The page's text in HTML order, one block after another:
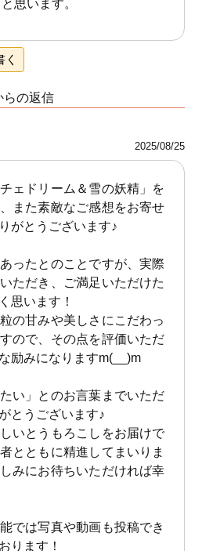
思います。
く
らの返信
2025/08/25
ェドリーム＆雪の妖精」を
また素敵なご感想をお寄せ
がとうございます♪
ったとのことですが、実際
ただき、ご満足いただけた
思います！
の甘みや美しさにこだわっ
ので、その点を評価いただ
励みになりますm(__)m
い」とのお言葉までいただ
とうございます♪
いとうもろこしをお届けで
とともに精進してまいりま
みにお待ちいただければ幸
では写真や動画も投稿でき
ります！